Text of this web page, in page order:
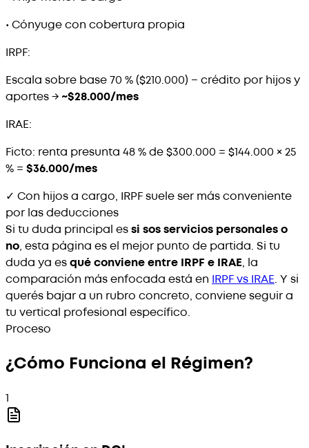
• Cónyuge con cobertura propia
IRPF:
Escala sobre base 70 % ($210.000) − crédito por hijos y
aportes → ~$28.000/mes
IRAE:
Ficto: renta presunta 48 % de $300.000 = $144.000 × 25
% = $36.000/mes
✓ Con hijos a cargo, IRPF suele ser más conveniente
por las deducciones
Si tu duda principal essi sos servicios personales o
no, esta página es el mejor punto de partida. Si tu
duda ya esqué conviene entre IRPF e IRAE, la
comparación más enfocada está en IRPF vs IRAE. Y si
querés bajar a un rubro concreto, conviene seguir a
tu vertical profesional específico.
Proceso
¿Cómo Funciona el Régimen?
1